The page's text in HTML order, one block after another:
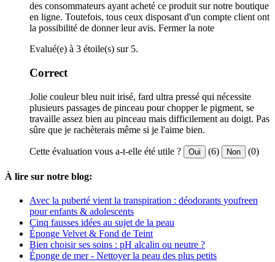
des consommateurs ayant acheté ce produit sur notre boutique
en ligne. Toutefois, tous ceux disposant d'un compte client ont
la possibilité de donner leur avis. Fermer la note
Evalué(e) à 3 étoile(s) sur 5.
Correct
Jolie couleur bleu nuit irisé, fard ultra pressé qui nécessite
plusieurs passages de pinceau pour chopper le pigment, se
travaille assez bien au pinceau mais difficilement au doigt. Pas
sûre que je rachèterais même si je l'aime bien.
Cette évaluation vous a-t-elle été utile ? Oui (6) Non (0)
À lire sur notre blog:
Avec la puberté vient la transpiration : déodorants youfreen
pour enfants & adolescents
Cinq fausses idées au sujet de la peau
Éponge Velvet & Fond de Teint
Bien choisir ses soins : pH alcalin ou neutre ?
Éponge de mer - Nettoyer la peau des plus petits